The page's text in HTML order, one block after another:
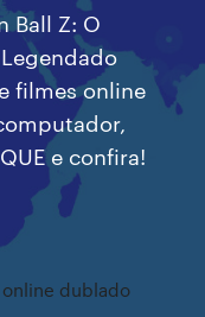
Ball Z: O
filmes online
e confira!
dublado